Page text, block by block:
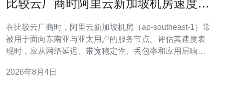
比较云厂商时阿里云新加坡机房速度表
在比较云厂商时，阿里云新加坡机房（ap-southeast-1）常
被用于面向东南亚与亚太用户的服务节点。评估其速度表
现时，应从网络延迟、带宽稳定性、丢包率和应用层响应
做网络层基准测试：使用 ping、mtr/traceroute 测量从目标
2026年8月4日